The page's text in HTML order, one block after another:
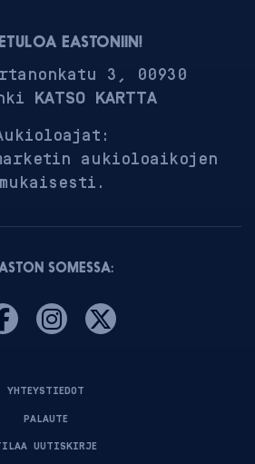
EASTONIIN!
3, 00930
KATSO KARTTA
aukioloaikojen
mukaisesti.
SOMESSA:
YHTEYSTIEDOT
PALAUTE
UUTISKIRJE